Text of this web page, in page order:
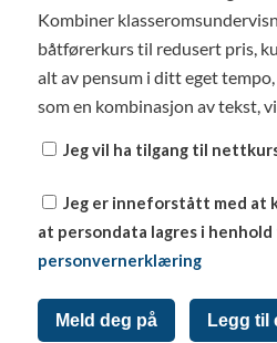
Kombiner
båtførerkurs til redusert pris,
alt av pensum i ditt eget
som en kombinasjon av tekst,
Jeg vil ha tilgang til
Jeg er inneforstått med at
at persondata lagres i
personvernerklæring
Meld deg på Legg til